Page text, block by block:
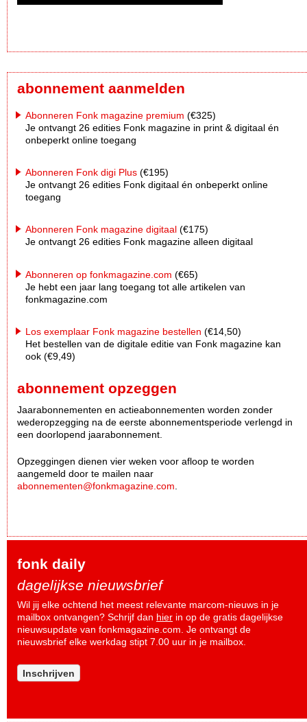
abonnement aanmelden
Abonneren Fonk magazine premium (€325)
Je ontvangt 26 edities Fonk magazine in print & digitaal én
onbeperkt online toegang
Abonneren Fonk digi Plus (€195)
Je ontvangt 26 edities Fonk digitaal én onbeperkt online
toegang
Abonneren Fonk magazine digitaal (€175)
Je ontvangt 26 edities Fonk magazine alleen digitaal
Abonneren op fonkmagazine.com (€65)
Je hebt een jaar lang toegang tot alle artikelen van
fonkmagazine.com
Los exemplaar Fonk magazine bestellen (€14,50)
Het bestellen van de digitale editie van Fonk magazine kan
ook (€9,49)
abonnement opzeggen
Jaarabonnementen en actieabonnementen worden zonder
wederopzegging na de eerste abonnementsperiode verlengd in
een doorlopend jaarabonnement.
Opzeggingen dienen vier weken voor afloop te worden
aangemeld door te mailen naar
abonnementen@fonkmagazine.com
fonk daily
dagelijkse nieuwsbrief
Wil jij elke ochtend het meest relevante marcom-nieuws in je
mailbox ontvangen? Schrijf dan hier in op de gratis dagelijkse
nieuwsupdate van fonkmagazine.com. Je ontvangt de
nieuwsbrief elke werkdag stipt 7.00 uur in je mailbox.
Inschrijven